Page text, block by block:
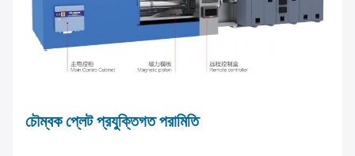
চৌম্বক প্লেট প্রযুক্তিগত পরামিতি